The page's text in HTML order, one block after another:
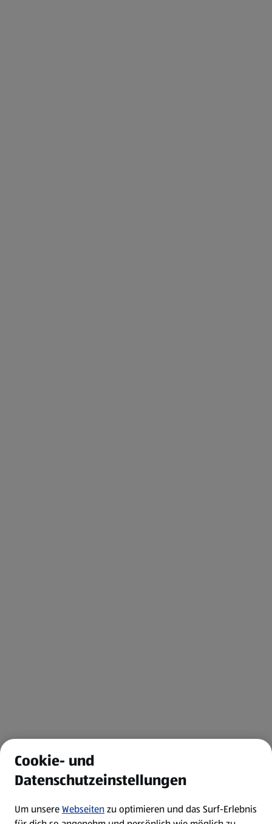
Cookie- und
Datenschutzeinstellungen
Um unsereWebseitenzu optimieren und das Surf-Erlebnis